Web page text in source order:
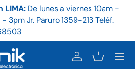
LIMA: De lunes a viernes 10am -
3pm Jr. Paruro 1359-213 Teléf.
Iniciar sesión
Cesta
Menú